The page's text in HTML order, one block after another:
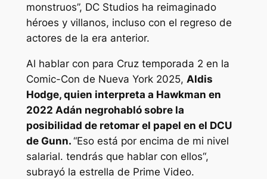
monstruos”, DC Studios ha reimaginado
héroes y villanos, incluso con el regreso de
actores de la era anterior.
Al hablar con para Cruztemporada 2 en la
Comic-Con de Nueva York 2025, Aldis
Hodge, quien interpreta a Hawkman en
2022 Adán negrohabló sobre la
posibilidad de retomar el papel en el DCU
de Gunn. “Eso está por encima de mi nivel
salarial. tendrás que hablar con ellos“,
subrayó la estrella de Prime Video.